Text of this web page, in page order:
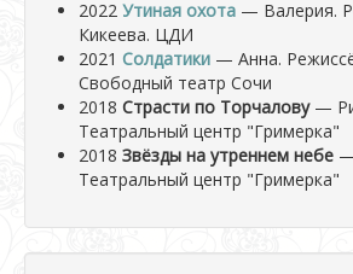
2022 Утиная охота — Валерия.
Кикеева. ЦДИ
2021 Солдатики — Анна.
Свободный театр Сочи
2018 Страсти по Торчалову —
Театральный центр "Гримерка"
2018 Звёзды на утреннем небе
Театральный центр "Гримерка"